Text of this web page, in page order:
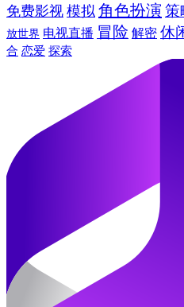
免费影视 模拟 角色扮演 策
放世界 电视直播 冒险 解密 休
合 恋爱 探索